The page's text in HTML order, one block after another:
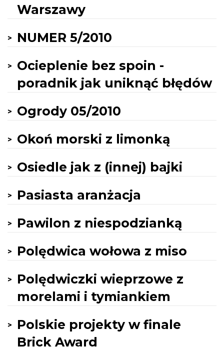
Warszawy
NUMER 5/2010
Ocieplenie bez spoin -
poradnik jak uniknąć błędów
Ogrody 05/2010
Okoń morski z limonką
Osiedle jak z (innej) bajki
Pasiasta aranżacja
Pawilon z niespodzianką
Polędwica wołowa z miso
Polędwiczki wieprzowe z
morelami i tymiankiem
Polskie projekty w finale
Brick Award